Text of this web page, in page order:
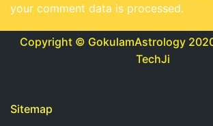
your comment data is processed.
Copyright © GokulamAstrology
TechJi
Sitemap